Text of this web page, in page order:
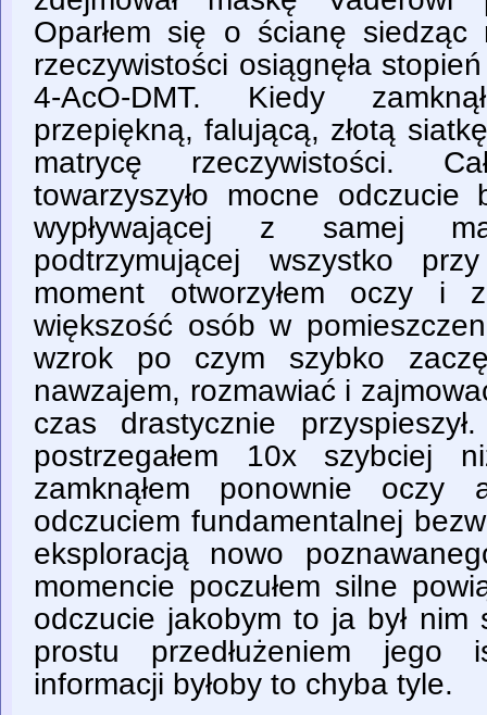
Oparłem się o ścianę siedząc
rzeczywistości osiągnęła
4-AcO-DMT. Kiedy
przepiękną, falującą, złotą
matrycę rzeczywistości.
towarzyszyło mocne odczucie
wypływającej z samej
podtrzymującej wszystko
moment otworzyłem oczy i
większość osób w
wzrok po czym szybko
nawzajem, rozmawiać i
czas drastycznie
postrzegałem 10x szybciej
zamknąłem ponownie oczy
odczuciem fundamentalnej
eksploracją nowo
momencie poczułem silne
odczucie jakobym to ja był
prostu przedłużeniem jego
informacji byłoby to chyba tyle.